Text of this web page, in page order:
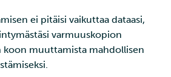
SSH-avainpari
Verkkopalvelimen
käyttöönotto Gitistä
FileSenderillä
Datan siirtäminen IDAn ja
ei pitäisi vaikuttaa dataasi,
varmuuskopion
koon muuttamista mahdollisen